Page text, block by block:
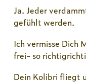
Ja. Jeder
gefühlt werden.
Ich vermisse Dich
frei- so
Dein Kolibri fliegt